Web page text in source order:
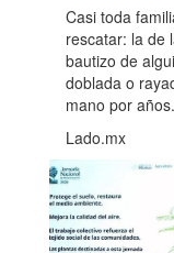
Casi toda
rescatar: la de
bautizo de
doblada o
mano por años.
Lado.mx